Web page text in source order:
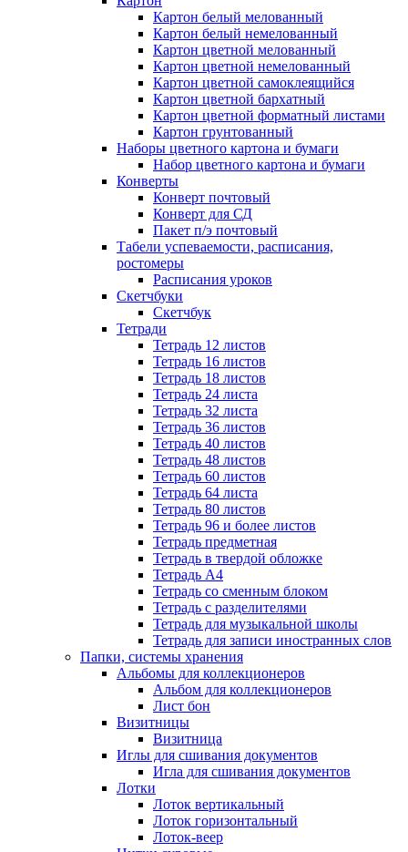
Картон белый мелованный
Картон белый немелованный
Картон цветной мелованный
Картон цветной немелованный
Картон цветной самоклеящийся
Картон цветной бархатный
Картон цветной форматный листами
Картон грунтованный
Наборы цветного картона и бумаги
Набор цветного картона и бумаги
Конверты
Конверт почтовый
Конверт для СД
Пакет п/э почтовый
Табели успеваемости, расписания,
ростомеры
Расписания уроков
Скетчбуки
Скетчбук
Тетради
Тетрадь 12 листов
Тетрадь 16 листов
Тетрадь 18 листов
Тетрадь 24 листа
Тетрадь 32 листа
Тетрадь 36 листов
Тетрадь 40 листов
Тетрадь 48 листов
Тетрадь 60 листов
Тетрадь 64 листа
Тетрадь 80 листов
Тетрадь 96 и более листов
Тетрадь предметная
Тетрадь в твердой обложке
Тетрадь А4
Тетрадь со сменным блоком
Тетрадь с разделителями
Тетрадь для музыкальной школы
Тетрадь для записи иностранных слов
Папки, системы хранения
Альбомы для коллекционеров
Альбом для коллекционеров
Лист бон
Визитницы
Визитница
Иглы для сшивания документов
Игла для сшивания документов
Лотки
Лоток вертикальный
Лоток горизонтальный
Лоток-веер